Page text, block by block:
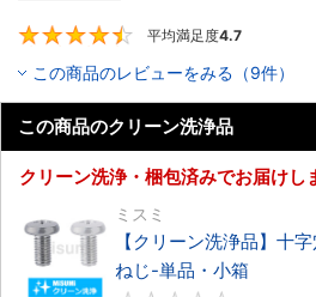
平均満足度4.7
この商品のレビューをみる（9件）
この商品のクリーン洗浄品
クリーン洗浄・梱包済みでお届けし
ミスミ
【クリーン洗浄品】十
ねじ-単品・小箱